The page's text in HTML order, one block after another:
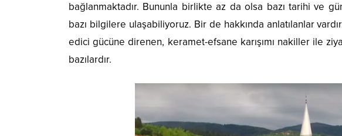
bağlanmaktadır. Bununla birlikte az da olsa bazı tarihi ve
bazı bilgilere ulaşabiliyoruz. Bir de hakkında anlatılanlar
edici gücüne direnen, keramet-efsane karışımı nakiller ile
bazılardır.